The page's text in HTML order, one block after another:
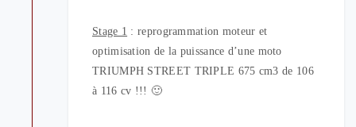
Stage 1 : reprogrammation moteur et
optimisation de la puissance d’une moto
TRIUMPH STREET TRIPLE 675 cm3 de 106
à 116 cv !!! 🙂